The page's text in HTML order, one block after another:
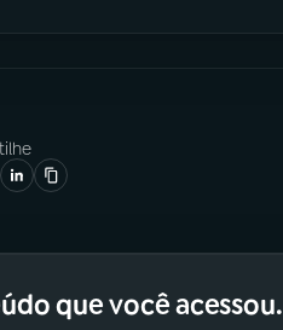
que você acessou.